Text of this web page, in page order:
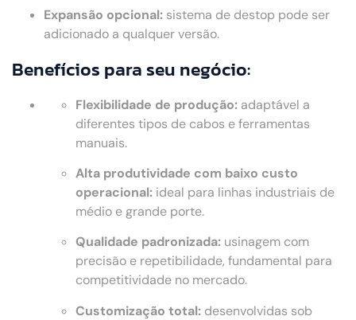
Expansão opcional: sistema de destop pode ser
adicionado a qualquer versão.
Benefícios para seu negócio:
Flexibilidade de produção: adaptável a
diferentes tipos de cabos e ferramentas
manuais.
Alta produtividade com baixo custo
operacional: ideal para linhas industriais de
médio e grande porte.
Qualidade padronizada: usinagem com
precisão e repetibilidade, fundamental para
competitividade no mercado.
Customização total: desenvolvidas sob